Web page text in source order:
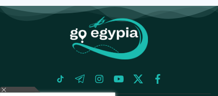
facebook
twitter
youtube
instagram
telegram
tiktok